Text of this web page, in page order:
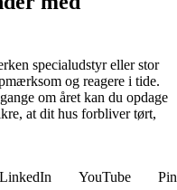
specialudstyr eller stor
og reagere i tide.
om året kan du opdage
at dit hus forbliver tørt,
LinkedIn YouTube